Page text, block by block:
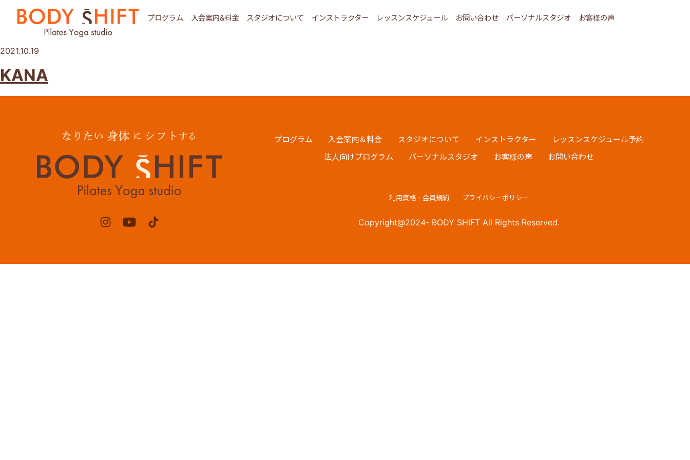
プログラム 入会案内&料金 スタジオについて インストラクター レッスンスケジュール お問い合わせ パーソナルスタジオ お客様の声
2021.10.19
KANA
プログラム 入会案内＆料金 スタジオについて インストラクター
レッスンスケジュール予約
法人向けプログラム
パーソナルスタジオ お客様の声 お問い合わせ
利用資格・会員規約 プライバシーポリシー
Copyright@2024- BODY SHIFT All Rights Reserved.